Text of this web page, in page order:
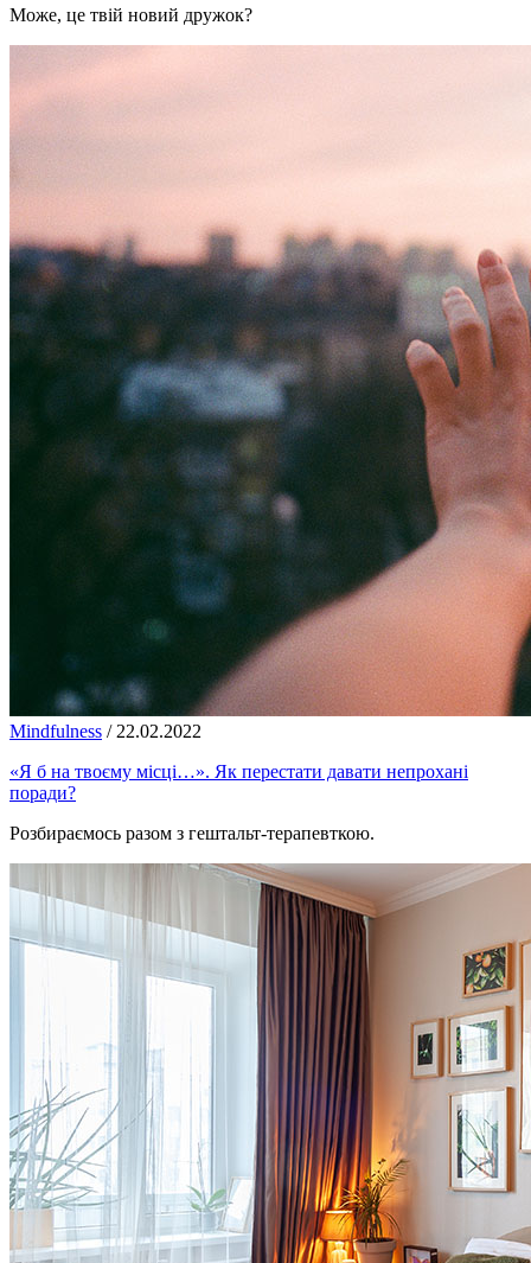
Може, це твій новий дружок?
Mindfulness / 22.02.2022
«Я б на твоєму місці…». Як перестати давати непрохані
поради?
Розбираємось разом з гештальт-терапевткою.